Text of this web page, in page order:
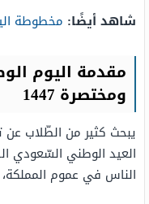
شاهد أيضًا: مخطوطة
مقدمة اليوم
ومختصرة 1447
يبحث كثير من الطّلاب عن
العيد الوطني السّعودي
الناس في عموم